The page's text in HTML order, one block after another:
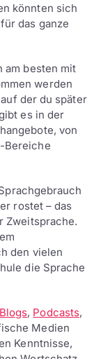
könnten sich
das ganze
am besten mit
werden
der du später
es in der
von
Bereiche
rostet – das
Zweitsprache.
den vielen
die Sprache
Blogs, Podcasts,
Medien
Kenntnisse,